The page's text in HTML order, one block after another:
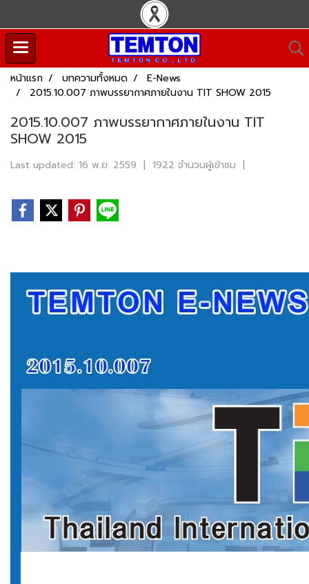
หน้าแรก บทความทั้งหมด
E-News
2015.10.007 ภาพบรรยากาศภายในงาน TIT SHOW 2015
2015.10.007 ภาพบรรยากาศภายในงาน TIT
SHOW 2015
Last updated: 16 พ.ย. 2559 | 1922 จำนวนผู้เข้าชม |